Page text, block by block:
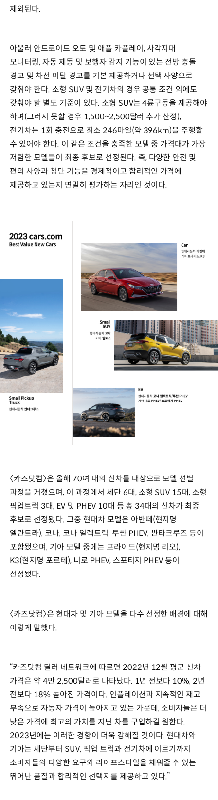
제외된다.
아울러 안드로이드 오토 및 애플 카플레이, 사각지대
모니터링, 자동 제동 및 보행자 감지 기능이 있는 전방 충돌
경고 및 차선 이탈 경고를 기본 제공하거나 선택 사양으로
갖춰야 한다. 소형 SUV 및 전기차의 경우 공통 조건 외에도
갖춰야 할 별도 기준이 있다. 소형 SUV는 4륜구동을 제공해야
하며(그러지 못할 경우 1,500~2,500달러 추가 산정),
전기차는 1회 충전으로 최소 246마일(약 396km)을 주행할
수 있어야 한다. 이 같은 조건을 충족한 모델 중 가격대가 가장
저렴한 모델들이 최종 후보로 선정된다. 즉, 다양한 안전 및
편의 사양과 첨단 기능을 경제적이고 합리적인 가격에
제공하고 있는지 면밀히 평가하는 자리인 것이다.
〈카즈닷컴〉은 올해 70여 대의 신차를 대상으로 모델 선별
과정을 거쳤으며, 이 과정에서 세단 6대, 소형 SUV 15대, 소형
픽업트럭 3대, EV 및 PHEV 10대 등 총 34대의 신차가 최종
후보로 선정됐다. 그중 현대차 모델은 아반떼(현지명
엘란트라), 코나, 코나 일렉트릭, 투싼 PHEV, 싼타크루즈 등이
포함됐으며, 기아 모델 중에는 프라이드(현지명 리오),
K3(현지명 포르테), 니로 PHEV, 스포티지 PHEV 등이
선정됐다.
〈카즈닷컴〉은 현대차 및 기아 모델을 다수 선정한 배경에 대해
이렇게 말했다.
“카즈닷컴 딜러 네트워크에 따르면 2022년 12월 평균 신차
가격은 약 4만 2,500달러로 나타났다. 1년 전보다 10%, 2년
전보다 18% 높아진 가격이다. 인플레이션과 지속적인 재고
부족으로 자동차 가격이 높아지고 있는 가운데, 소비자들은 더
낮은 가격에 최고의 가치를 지닌 차를 구입하길 원한다.
2023년에는 이러한 경향이 더욱 강해질 것이다. 현대차와
기아는 세단부터 SUV, 픽업 트럭과 전기차에 이르기까지
소비자들의 다양한 요구와 라이프스타일을 채워줄 수 있는
뛰어난 품질과 합리적인 선택지를 제공하고 있다.”